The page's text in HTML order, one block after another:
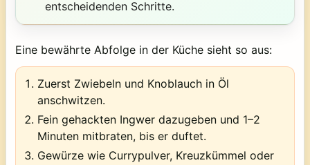
entscheidenden Schritte.
Eine bewährte Abfolge in der Küche sieht so aus:
Zuerst Zwiebeln und Knoblauch in Öl
anschwitzen.
Fein gehackten Ingwer dazugeben und 1–2
Minuten mitbraten, bis er duftet.
Gewürze wie Currypulver, Kreuzkümmel oder